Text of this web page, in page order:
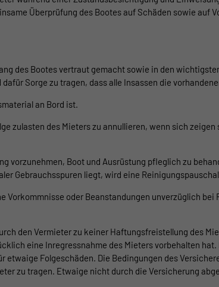
Überprüfung des Bootes auf Schäden sowie auf
des Bootes vertraut gemacht sowie in den
Sorge zu tragen, dass alle Insassen die
an Bord ist.
zulasten des Mieters zu annullieren, wenn sich
vorzunehmen, Boot und Ausrüstung pfleglich zu
Gebrauchsspuren liegt, wird eine
oder Beanstandungen unverzüglich
den Vermieter zu keiner Haftungsfreistellung des
eine Inregressnahme des Mieters vorbehalten
Folgeschäden. Die Bedingungen des
zu tragen. Etwaige nicht durch die Versicherung